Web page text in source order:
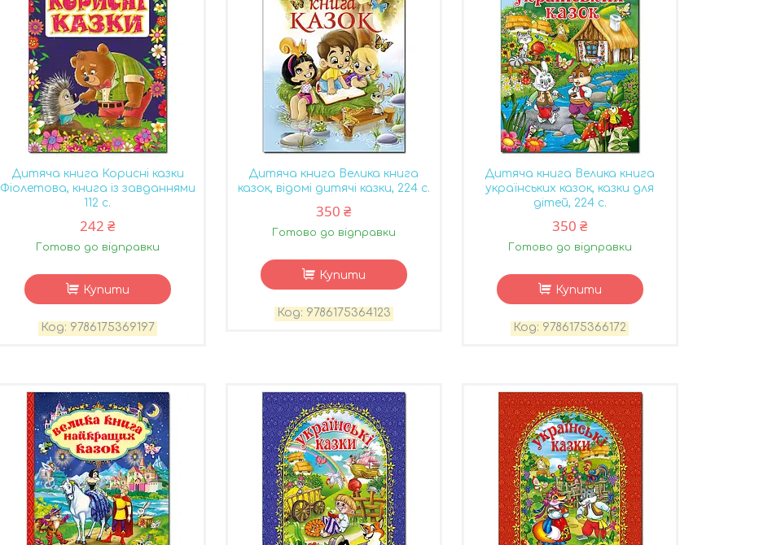
Дитяча книга Корисні казки
Фіолетова, книга із завданнями
112 с.
242 ₴
Готово до відправки
Купити
9786175369197
Дитяча книга Велика книга
казок, відомі дитячі казки, 224 с.
350 ₴
Готово до відправки
Купити
9786175364123
Дитяча книга Велика книга
українських казок, казки для
дітей, 224 с.
350 ₴
Готово до відправки
Купити
9786175366172